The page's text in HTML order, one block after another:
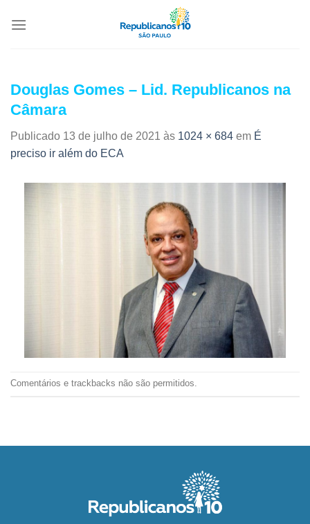
Douglas Gomes – Lid. Republicanos na
Câmara
Publicado 13 de julho de 2021 às 1024 × 684 em É
preciso ir além do ECA
Comentários e trackbacks não são permitidos.